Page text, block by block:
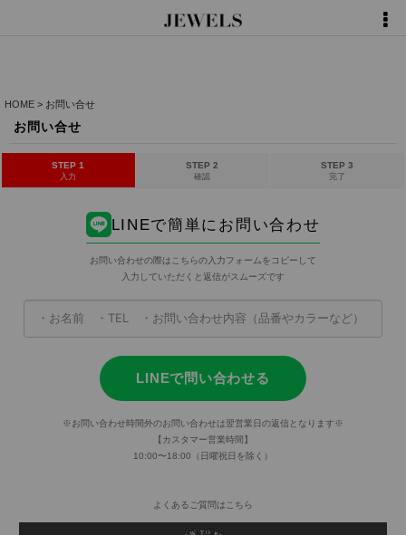
HOME > お問い合せ
お問い合せ
STEP 1
入力
STEP 2
確認
STEP 3
完了
LINEで簡単にお問い合わせ
お問い合わせの際はこちらの入力フォームをコピーして
入力していただくと返信がスムーズです
LINEで問い合わせる
※お問い合わせ時間外のお問い合わせは翌営業日の返信となります※
【カスタマー営業時間】
10:00〜18:00（日曜祝日を除く）
よくあるご質問はこちら